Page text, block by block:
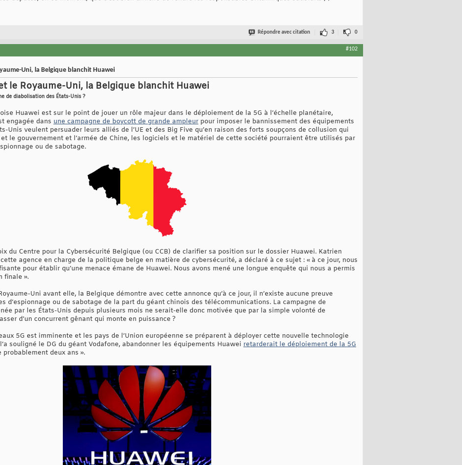
Répondre avec citation 3 0
#102
Uni, la Belgique blanchit Huawei
le Royaume-Uni, la Belgique blanchit Huawei
de diabolisation des États-Unis ?
Huawei est sur le point de jouer un rôle majeur dans le déploiement de la 5G à l’échelle planétaire,
engagée dans une campagne de boycott de grande ampleur pour imposer le bannissement des équipements
Unis veulent persuader leurs alliés de l’UE et des Big Five qu’en raison des forts soupçons de collusion qui
le gouvernement et l’armée de Chine, les logiciels et le matériel de cette société pourraient être utilisés par
ou de sabotage.
du Centre pour la Cybersécurité Belgique (ou CCB) de clarifier sa position sur le dossier Huawei. Katrien
agence en charge de la politique belge en matière de cybersécurité, a déclaré à ce sujet : « à ce jour, nous
pour établir qu’une menace émane de Huawei. Nous avons mené une longue enquête qui nous a permis
finale ».
Uni avant elle, la Belgique démontre avec cette annonce qu’à ce jour, il n’existe aucune preuve
d’espionnage ou de sabotage de la part du géant chinois des télécommunications. La campagne de
par les États-Unis depuis plusieurs mois ne serait-elle donc motivée que par la simple volonté de
d’un concurrent gênant qui monte en puissance ?
5G est imminente et les pays de l’Union européenne se préparent à déployer cette nouvelle technologie
souligné le DG du géant Vodafone, abandonner les équipements Huawei retarderait le déploiement de la 5G
probablement deux ans ».